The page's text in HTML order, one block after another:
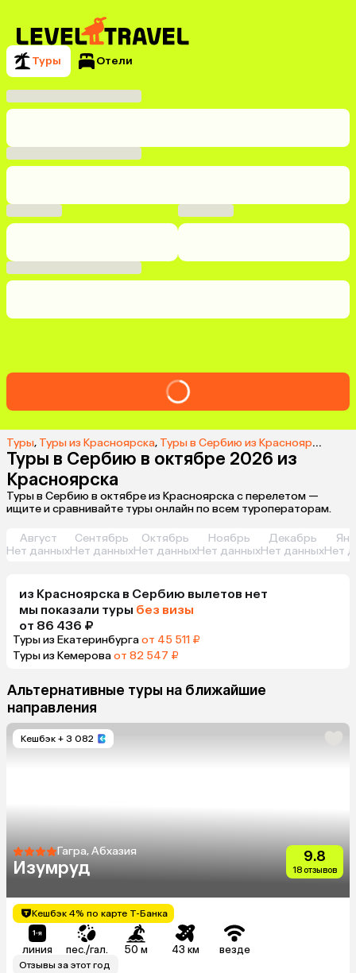
Туры Отели
Туры, Туры из Красноярска, Туры в Сербию из Красноярска
Туры в Сербию в октябре 2026 из
Красноярска
Туры в Сербию в октябре из Красноярска с перелетом —
ищите и сравнивайте туры онлайн по всем туроператорам.
Август
Нет данных
Сентябрь
Нет данных
Октябрь
Нет данных
Ноябрь
Нет данных
Декабрь
Нет данныхНет
из Красноярска в Сербию вылетов нет
мы показали туры без визы
от 86 436 ₽
Туры из Екатеринбургаот 45 511 ₽
Туры из Кемероваот 82 547 ₽
Альтернативные туры на ближайшие
направления
Кешбэк + 3 082
Гагра, Абхазия
Изумруд
9.8
18 отзывов
Кешбэк 4% по карте Т-Банка
линия пес./гал. 50 м 43 км везде
Отзывы за этот год